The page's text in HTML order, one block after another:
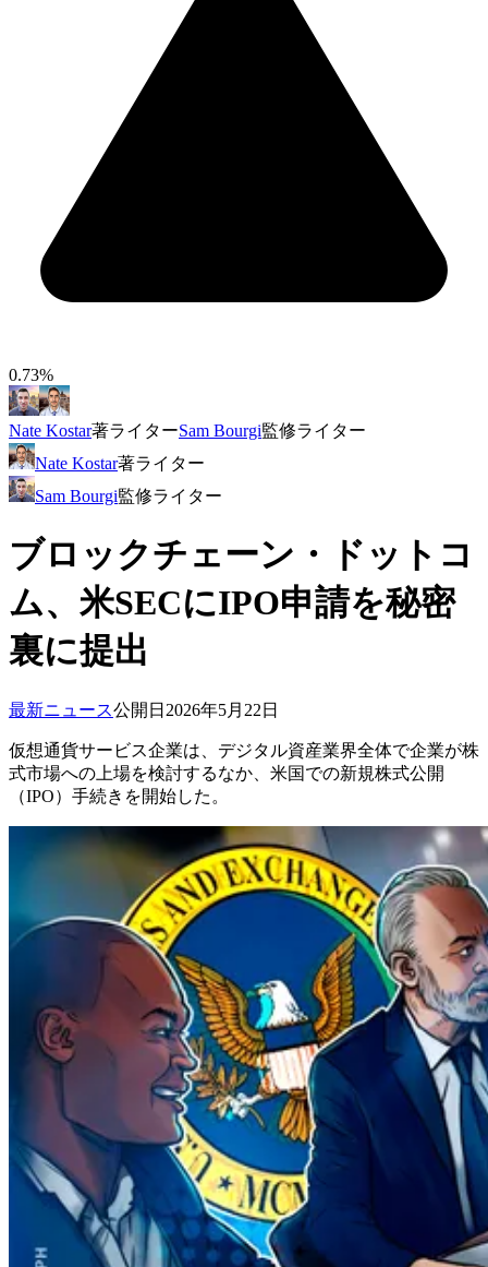
0.73%
Nate Kostar著ライターSam Bourgi監修ライター
Nate Kostar著ライター
Sam Bourgi監修ライター
ブロックチェーン・ドットコ
ム、米SECにIPO申請を秘密
裏に提出
最新ニュース公開日 2026年5月22日
仮想通貨サービス企業は、デジタル資産業界全体で企業が株
式市場への上場を検討するなか、米国での新規株式公開
（IPO）手続きを開始した。